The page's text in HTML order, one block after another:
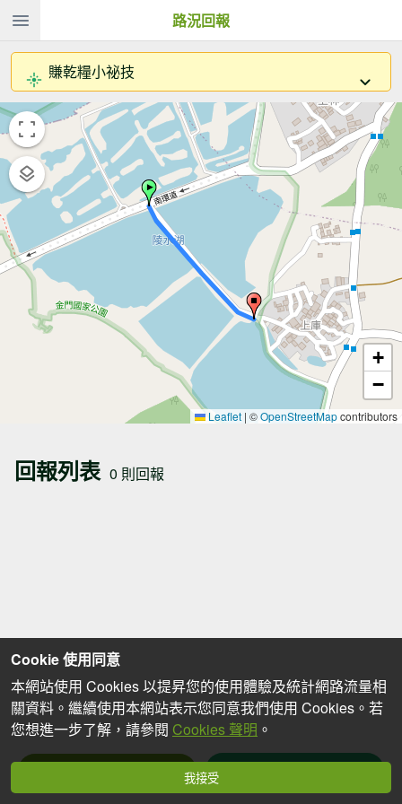
路況回報
賺乾糧小祕技
+
−
Leaflet | ©OpenStreetMapcontributors
回報列表 0 則回報
Cookie 使用同意
本網站使用 Cookies 以提昇您的使用體驗及統計網路流量相
關資料。繼續使用本網站表示您同意我們使用 Cookies。若
您想進一步了解，請參閱 Cookies 聲明 。
我接受